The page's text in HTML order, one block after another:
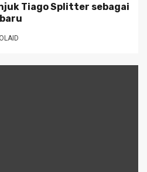
Tiago Splitter sebagai